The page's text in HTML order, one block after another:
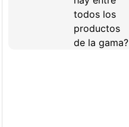
todos los
productos
de la gama?